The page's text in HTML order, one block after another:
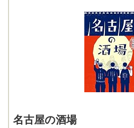
名古屋の酒場